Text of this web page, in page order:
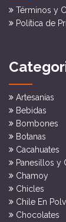
Términos y
Política de
Artesanías
Bebidas
Bombones
Botanas
Cacahuates
Panesillos y
Chamoy
Chicles
Chile En
Chocolates